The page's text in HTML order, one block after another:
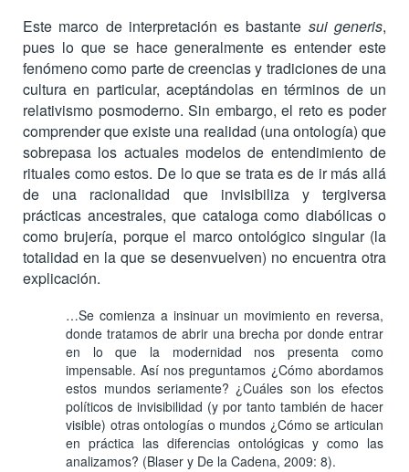
Este marco de interpretación es bastante sui generis,
pues lo que se hace generalmente es entender este
fenómeno como parte de creencias y tradiciones de una
cultura en particular, aceptándolas en términos de un
relativismo posmoderno. Sin embargo, el reto es poder
comprender que existe una realidad (una ontología) que
sobrepasa los actuales modelos de entendimiento de
rituales como estos. De lo que se trata es de ir más allá
de una racionalidad que invisibiliza y tergiversa
prácticas ancestrales, que cataloga como diabólicas o
como brujería, porque el marco ontológico singular (la
totalidad en la que se desenvuelven) no encuentra otra
explicación.
…Se comienza a insinuar un movimiento en reversa,
donde tratamos de abrir una brecha por donde entrar
en lo que la modernidad nos presenta como
impensable. Así nos preguntamos ¿Cómo abordamos
estos mundos seriamente? ¿Cuáles son los efectos
políticos de invisibilidad (y por tanto también de hacer
visible) otras ontologías o mundos ¿Cómo se articulan
en práctica las diferencias ontológicas y como las
analizamos? (Blaser y De la Cadena, 2009: 8).